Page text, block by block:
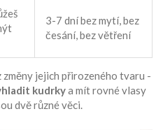
3-7 dní bez mytí, bez
česání, bez větření
změny jejich přirozeného tvaru -
kudrkya mít rovné vlasy
dvě různé věci.